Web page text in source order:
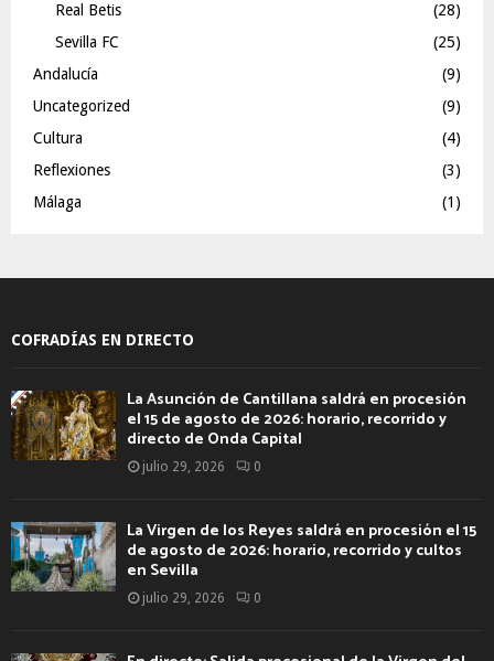
Real Betis
(28)
Sevilla FC
(25)
Andalucía
(9)
Uncategorized
(9)
Cultura
(4)
Reflexiones
(3)
Málaga
(1)
COFRADÍAS EN DIRECTO
La Asunción de Cantillana saldrá en procesión
el 15 de agosto de 2026: horario, recorrido y
directo de Onda Capital
julio 29, 2026 0
La Virgen de los Reyes saldrá en procesión el 15
de agosto de 2026: horario, recorrido y cultos
en Sevilla
julio 29, 2026 0